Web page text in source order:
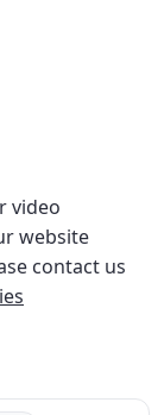
video
website
contact us